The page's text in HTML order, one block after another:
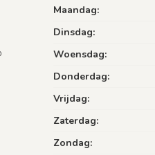
Maandag:
Dinsdag:
Woensdag:
Donderdag:
Vrijdag:
Zaterdag:
Zondag: